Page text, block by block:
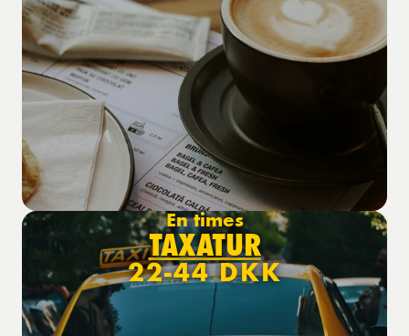
En times
TAXATUR
22-44 DKK